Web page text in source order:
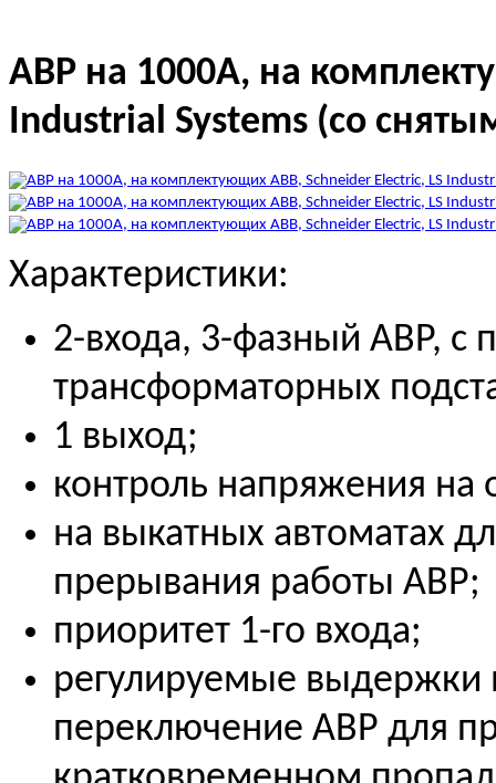
АВР на 1000А, на
Industrial Systems (со
Характеристики:
2-входа, 3-фазный АВР, с
трансформаторных
1 выход;
контроль напряжения на
на выкатных автоматах
прерывания работы АВР;
приоритет 1-го входа;
регулируемые
переключение АВР для